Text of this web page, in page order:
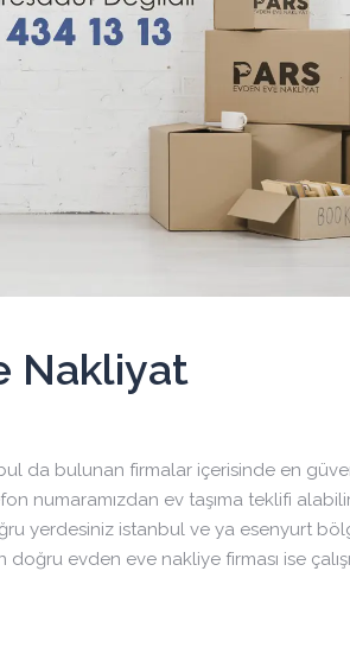
Nakliyat
da bulunan firmalar içerisinde en
numaramızdan ev taşıma teklifi
yerdesiniz istanbul ve ya esenyurt
evden eve nakliye firması ise